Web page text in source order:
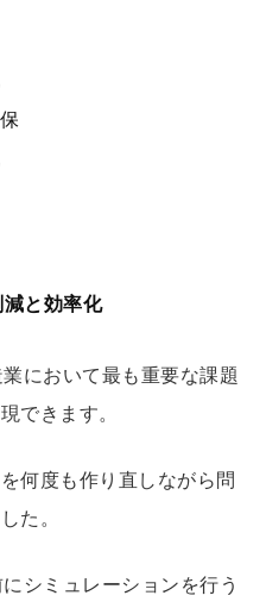
と効率化
において最も重要な課題
できます。
何度も作り直しながら問
た。
シミュレーションを行う